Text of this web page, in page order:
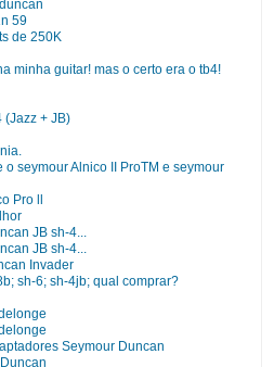
59
de 250K
minha guitar! mas o certo era o tb4!
(Jazz + JB)
seymour Alnico II ProTM e seymour
Pro ll
JB sh-4...
JB sh-4...
Invader
sh-6; sh-4jb; qual comprar?
Seymour Duncan